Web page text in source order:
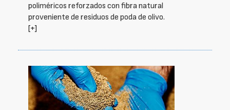
poliméricos reforzados con fibra natural
proveniente de residuos de poda de olivo.
[+]